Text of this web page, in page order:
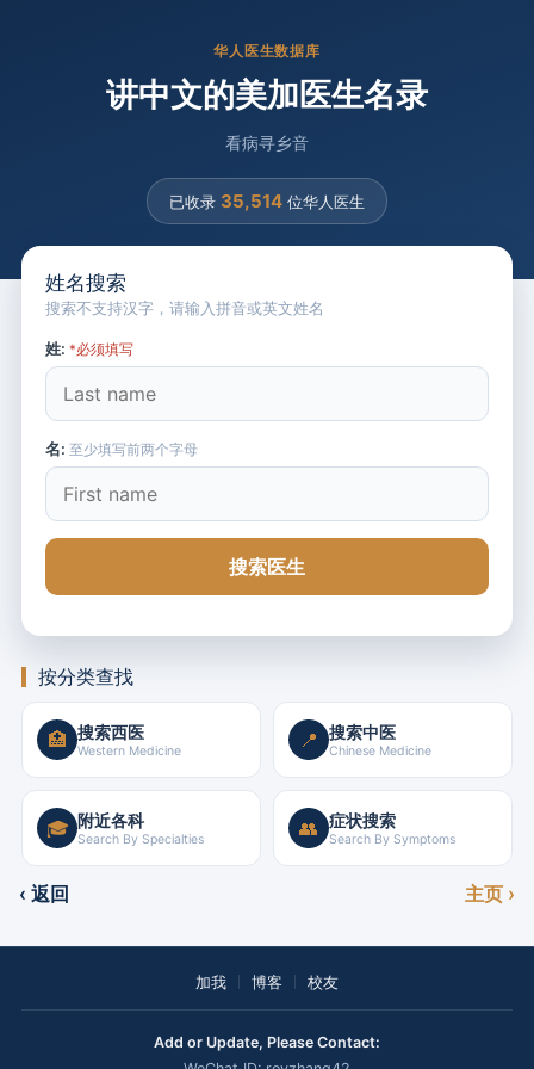
华人医生数据库
讲中文的美加医生名录
看病寻乡音
已收录 35,514 位华人医生
姓名搜索
搜索不支持汉字，请输入拼音或英文姓名
姓: *必须填写
名: 至少填写前两个字母
搜索医生
按分类查找
🏥 搜索西医
Western Medicine 📍 搜索中医
Chinese Medicine
🎓 附近各科
Search By Specialties 👥 症状搜索
Search By Symptoms
‹ 返回 主页 ›
加我 博客 校友
Add or Update, Please Contact: